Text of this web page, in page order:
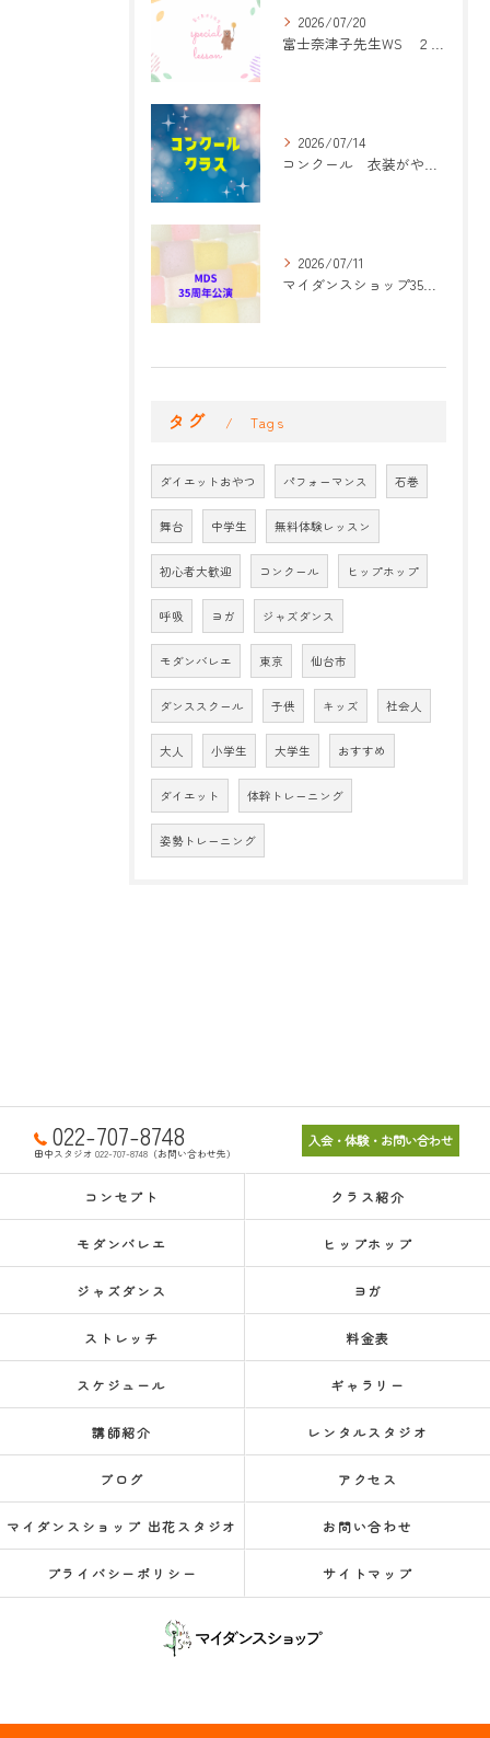
2026/07/20
富士奈津子先生WS ２回目
2026/07/14
コンクール 衣装がやって来た！
2026/07/11
マイダンスショップ35周年記念公演 振付開始
タグ Tags
ダイエットおやつ パフォーマンス 石巻
舞台 中学生 無料体験レッスン
初心者大歓迎 コンクール ヒップホップ
呼吸 ヨガ ジャズダンス
モダンバレエ 東京 仙台市
ダンススクール 子供 キッズ 社会人
大人 小学生 大学生 おすすめ
ダイエット 体幹トレーニング
姿勢トレーニング
022-707-8748
田中スタジオ 022-707-8748（お問い合わせ先）
入会・体験・お問い合わせ
コンセプト クラス紹介
モダンバレエ ヒップホップ
ジャズダンス ヨガ
ストレッチ 料金表
スケジュール ギャラリー
講師紹介 レンタルスタジオ
ブログ アクセス
マイダンスショップ 出花スタジオ お問い合わせ
プライバシーポリシー サイトマップ